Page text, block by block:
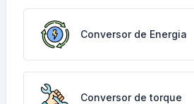
Conversor de Energia
Conversor de torque